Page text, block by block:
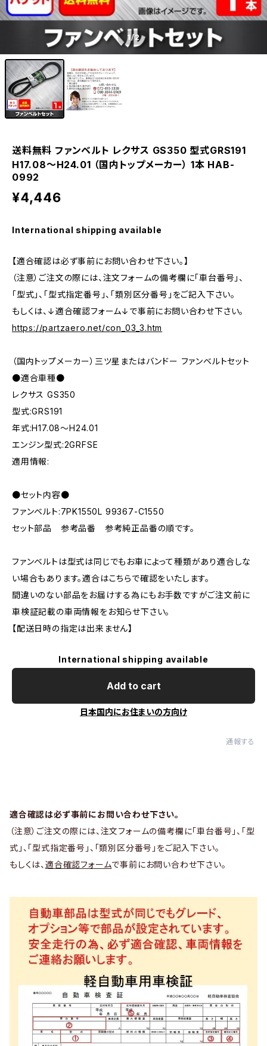
1/2
送料無料 ファンベルト レクサス GS350 型式GRS191
H17.08～H24.01 （国内トップメーカー） 1本 HAB-
0992
¥4,446
International shipping available
【適合確認は必ず事前にお問い合わせ下さい。】
（注意）ご注文の際には、注文フォームの備考欄に「車台番号」、
「型式」、「型式指定番号」、「類別区分番号」をご記入下さい。
もしくは、↓適合確認フォーム↓で事前にお問い合わせ下さい。
https://partzaero.net/con_03_3.htm
（国内トップメーカー）三ツ星またはバンドー ファンベルトセット
●適合車種●
レクサス GS350
型式:GRS191
年式:H17.08～H24.01
エンジン型式:2GRFSE
適用情報:
●セット内容●
ファンベルト:7PK1550L 99367-C1550
セット部品 参考品番 参考純正品番の順です。
ファンベルトは型式は同じでもお車によって種類があり適合しな
い場合もあります。適合はこちらで確認をいたします。
間違いのない部品をお届けする為にもお手数ですがご注文前に
車検証記載の車両情報をお知らせ下さい。
【配送日時の指定は出来ません】
International shipping available
Add to cart
日本国内にお住まいの方向け
通報する
適合確認は必ず事前にお問い合わせ下さい。
（注意）ご注文の際には、注文フォームの備考欄に「車台番号」、「型
式」、「型式指定番号」、「類別区分番号」をご記入下さい。
もしくは、 適合確認フォームで事前にお問い合わせ下さい。